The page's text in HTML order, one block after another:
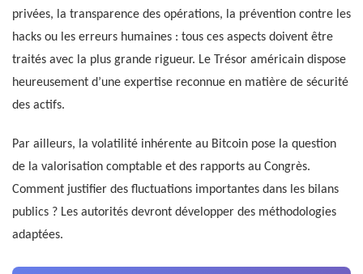
privées, la transparence des opérations, la prévention contre les
hacks ou les erreurs humaines : tous ces aspects doivent être
traités avec la plus grande rigueur. Le Trésor américain dispose
heureusement d’une expertise reconnue en matière de sécurité
des actifs.
Par ailleurs, la volatilité inhérente au Bitcoin pose la question
de la valorisation comptable et des rapports au Congrès.
Comment justifier des fluctuations importantes dans les bilans
publics ? Les autorités devront développer des méthodologies
adaptées.